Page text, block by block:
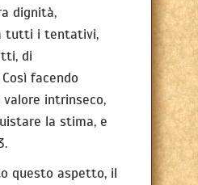
dignità,
tutti i tentativi,
di
facendo
intrinseco,
la stima, e
questo aspetto, il